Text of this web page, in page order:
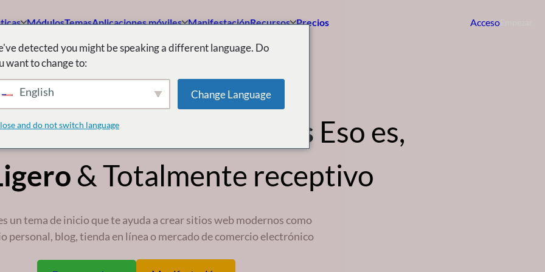
MódulosTemasAplicaciones móviles ManifestaciónRecursos Precios Acceso
Tema de WordPress Eso es,
& Totalmente receptivo
un tema de inicio que te ayuda a crear sitios web modernos como
personal, blog, tienda en línea o mercado de comercio electrónico
detected you might be speaking a different language. Do
want to change to:
English Change Language
and do not switch language